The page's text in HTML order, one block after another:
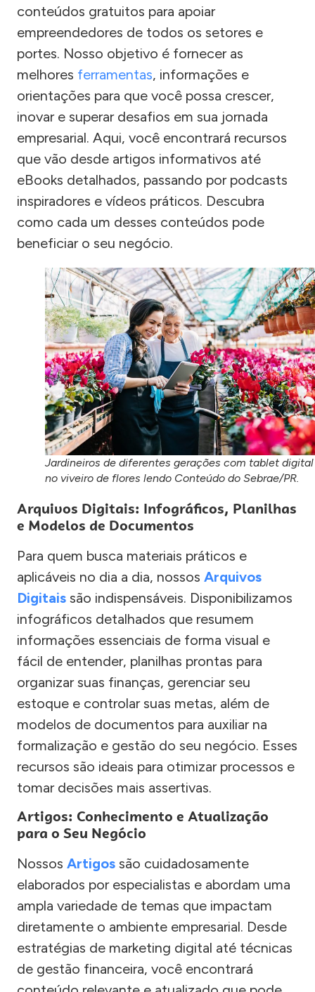
conteúdos gratuitos para apoiar
empreendedores de todos os setores e
portes. Nosso objetivo é fornecer as
melhores ferramentas, informações e
orientações para que você possa crescer,
inovar e superar desafios em sua jornada
empresarial. Aqui, você encontrará recursos
que vão desde artigos informativos até
eBooks detalhados, passando por podcasts
inspiradores e vídeos práticos. Descubra
como cada um desses conteúdos pode
beneficiar o seu negócio.
Jardineiros de diferentes gerações com tablet digital
no viveiro de flores lendo Conteúdo do Sebrae/PR.
Arquivos Digitais: Infográficos, Planilhas
e Modelos de Documentos
Para quem busca materiais práticos e
aplicáveis no dia a dia, nossos Arquivos
Digitais são indispensáveis. Disponibilizamos
infográficos detalhados que resumem
informações essenciais de forma visual e
fácil de entender, planilhas prontas para
organizar suas finanças, gerenciar seu
estoque e controlar suas metas, além de
modelos de documentos para auxiliar na
formalização e gestão do seu negócio. Esses
recursos são ideais para otimizar processos e
tomar decisões mais assertivas.
Artigos: Conhecimento e Atualização
para o Seu Negócio
Nossos Artigos são cuidadosamente
elaborados por especialistas e abordam uma
ampla variedade de temas que impactam
diretamente o ambiente empresarial. Desde
estratégias de marketing digital até técnicas
de gestão financeira, você encontrará